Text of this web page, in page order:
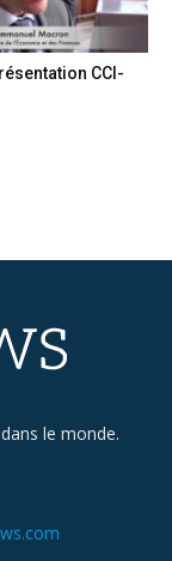
CCI-
le monde.